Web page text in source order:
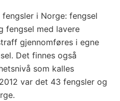
i Norge: fengsel
fengsel med lavere
gjennomføres i egne
Det finnes også
som kalles
var det 43 fengsler og